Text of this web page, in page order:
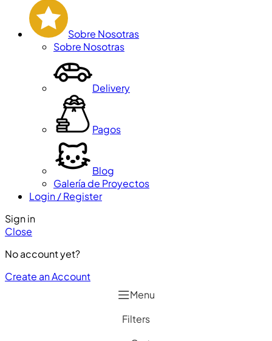
Sobre Nosotras
Sobre Nosotras
Delivery
Pagos
Blog
Galería de Proyectos
Login / Register
Sign in
Close
No account yet?
Create an Account
Menu
Filters